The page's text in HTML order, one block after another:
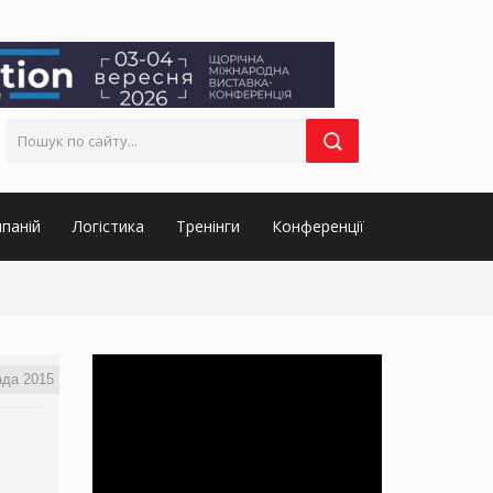
Логістика Тренінги Конференції
2015